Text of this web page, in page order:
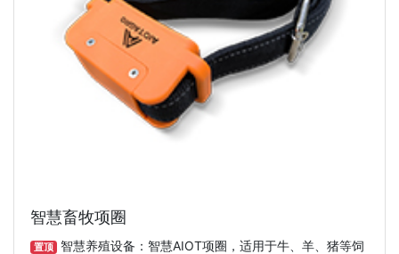
智慧畜牧项圈
置顶 智慧养殖设备：智慧AIOT项圈，适用于牛、羊、猪等饲